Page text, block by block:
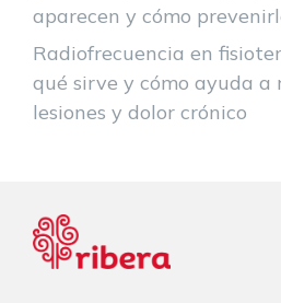
aparecen y cómo
Radiofrecuencia en
qué sirve y cómo ayuda a
lesiones y dolor crónico